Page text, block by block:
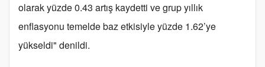
olarak yüzde 0.43 artış kaydetti ve grup yıllık
enflasyonu temelde baz etkisiyle yüzde 1.62’ye
yükseldi" denildi.